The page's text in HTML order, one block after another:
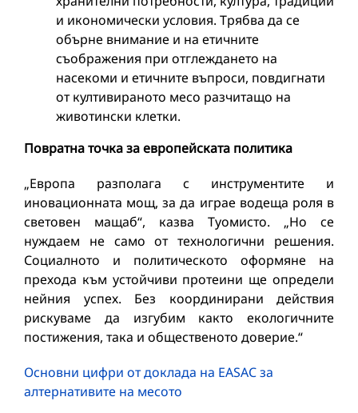
и икономически условия. Трябва да се
обърне внимание и на етичните
съображения при отглеждането на
насекоми и етичните въпроси, повдигнати
от култивираното месо разчитащо на
животински клетки.
Повратна точка за европейската политика
„Европа разполага с инструментите и
иновационната мощ, за да играе водеща роля в
световен мащаб“, казва Туомисто. „Но се
нуждаем не само от технологични решения.
Социалното и политическото оформяне на
прехода към устойчиви протеини ще определи
нейния успех. Без координирани действия
рискуваме да изгубим както екологичните
постижения, така и общественото доверие.“
Основни цифри от доклада на EASAC за
алтернативите на месото